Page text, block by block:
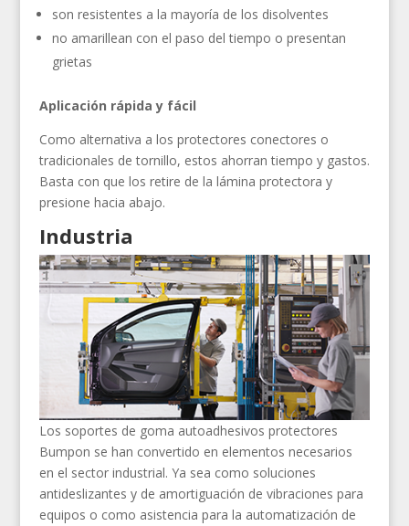
son resistentes a la mayoría de los disolventes
no amarillean con el paso del tiempo o presentan
grietas
Aplicación rápida y fácil
Como alternativa a los protectores conectores o
tradicionales de tornillo, estos ahorran tiempo y gastos.
Basta con que los retire de la lámina protectora y
presione hacia abajo.
Industria
Los soportes de goma autoadhesivos protectores
Bumpon se han convertido en elementos necesarios
en el sector industrial. Ya sea como soluciones
antideslizantes y de amortiguación de vibraciones para
equipos o como asistencia para la automatización de